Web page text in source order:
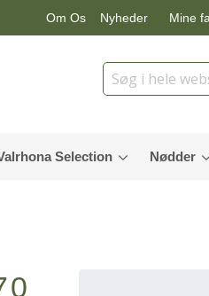
Om Os Nyheder Mine
Søg
Selection Nødder